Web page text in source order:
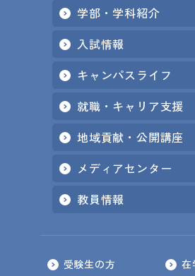
学部・学科紹介
入試情報
キャンパスライフ
就職・キャリア支援
地域貢献・公開講座
メディアセンター
教員情報
受験生の方
在